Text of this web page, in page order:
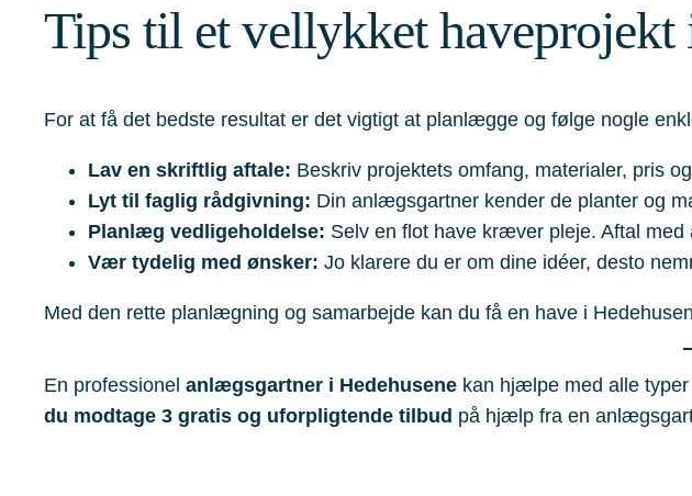
Tips til et vellykket haveprojekt
For at få det bedste resultat er det vigtigt at planlægge og følge nogle
Lav en skriftlig aftale: Beskriv projektets omfang, materialer, pris
Lyt til faglig rådgivning: Din anlægsgartner kender de planter og
Planlæg vedligeholdelse: Selv en flot have kræver pleje. Aftal
Vær tydelig med ønsker: Jo klarere du er om dine idéer, desto
Med den rette planlægning og samarbejde kan du få en have i
En professionel anlægsgartner i Hedehusene kan hjælpe med alle
du modtage 3 gratis og uforpligtende tilbud på hjælp fra en